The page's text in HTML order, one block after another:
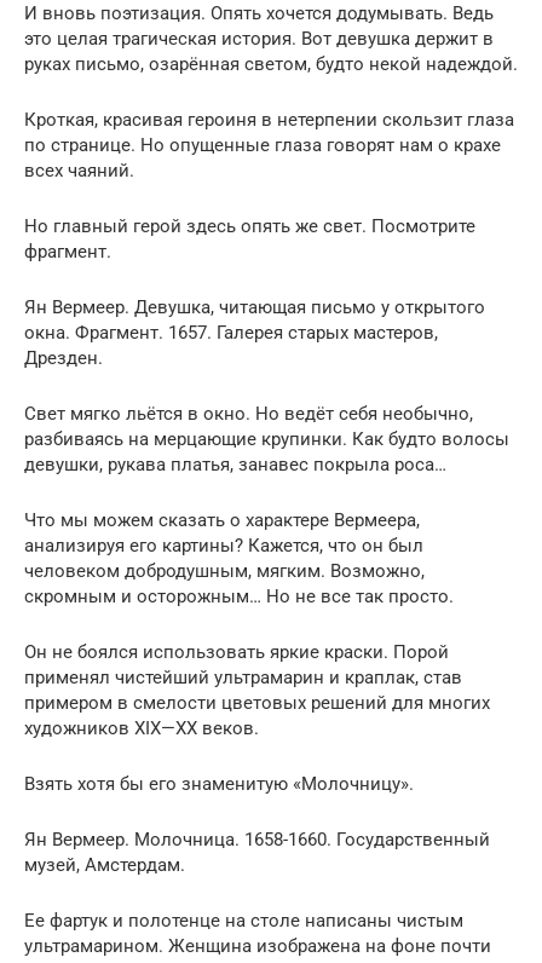
И вновь поэтизация. Опять хочется додумывать. Ведь
это целая трагическая история. Вот девушка держит в
руках письмо, озарённая светом, будто некой надеждой.
Кроткая, красивая героиня в нетерпении скользит глаза
по странице. Но опущенные глаза говорят нам о крахе
всех чаяний.
Но главный герой здесь опять же свет. Посмотрите
фрагмент.
Ян Вермеер. Девушка, читающая письмо у открытого
окна. Фрагмент. 1657. Галерея старых мастеров,
Дрезден.
Свет мягко льётся в окно. Но ведёт себя необычно,
разбиваясь на мерцающие крупинки. Как будто волосы
девушки, рукава платья, занавес покрыла роса…
Что мы можем сказать о характере Вермеера,
анализируя его картины? Кажется, что он был
человеком добродушным, мягким. Возможно,
скромным и осторожным… Но не все так просто.
Он не боялся использовать яркие краски. Порой
применял чистейший ультрамарин и краплак, став
примером в смелости цветовых решений для многих
художников XIX—XX веков.
Взять хотя бы его знаменитую «Молочницу».
Ян Вермеер. Молочница. 1658-1660. Государственный
музей, Амстердам.
Ее фартук и полотенце на столе написаны чистым
ультрамарином. Женщина изображена на фоне почти